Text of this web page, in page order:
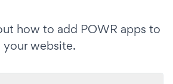
how to add POWR apps to
your website.